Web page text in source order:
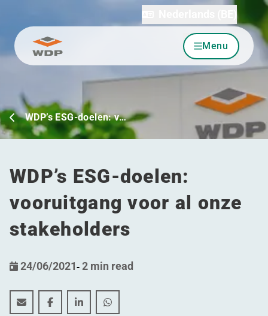
Ga naar inhoud Menu
WDP’s ESG-doelen: v…
WDP’s ESG-doelen:
vooruitgang voor al onze
stakeholders
24/06/2021-2 min read
WDP’s ESG-doelen: vooruitgang voor al onze
WDP’s ESG-doelen: vooruitgang voor al onze
WDP’s ESG-doelen: vooruitgang voor al
WDP’s ESG-doelen: vooruitgang